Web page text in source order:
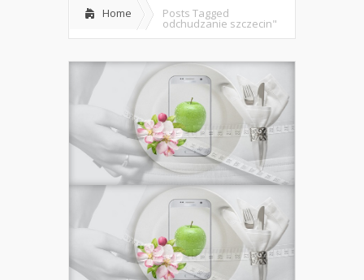
Home Posts Tagged
odchudzanie szczecin"